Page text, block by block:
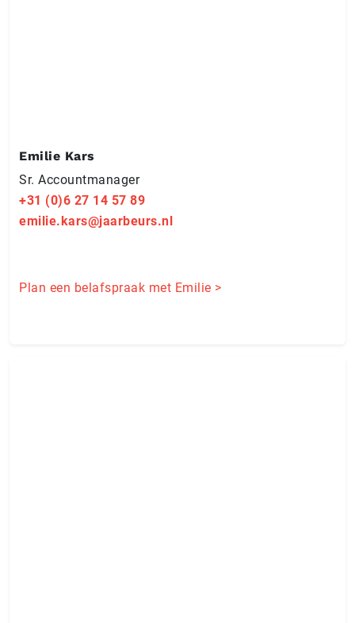
Emilie Kars
Sr. Ac­count­ma­na­ger
+31 (0)6 27 14 57 89
emilie.kars@jaarbeurs.nl
Plan een belafspraak met Emilie >